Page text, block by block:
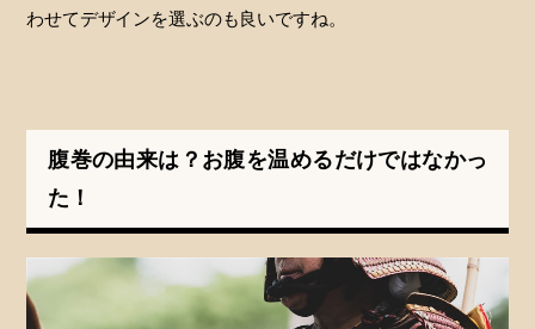
わせてデザインを選ぶのも良いですね。
腹巻の由来は？お腹を温めるだけではなかっ
た！